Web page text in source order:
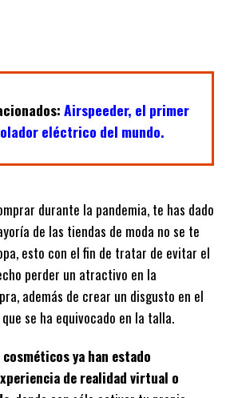
Airspeeder, el primer
eléctrico del mundo.
durante la pandemia, te has dado
de las tiendas de moda no se te
esto con el fin de tratar de evitar el
perder un atractivo en la
además de crear un disgusto en el
se ha equivocado en la talla.
ya han estado
de realidad virtual o